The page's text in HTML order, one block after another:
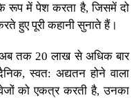
रूप में पेश करता है, जिसमें दो
हुए पूरी कहानी सुनाते हैं।
तक 20 लाख से अधिक बार
स्वत: अद्यतन होने वाला
को एकत्र करती है, उनका